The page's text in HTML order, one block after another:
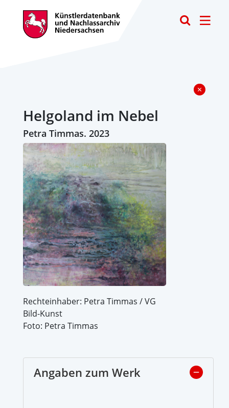
Helgoland im Nebel
Petra Timmas. 2023
Rechteinhaber: Petra Timmas / VG
Bild-Kunst
Foto: Petra Timmas
Angaben zum Werk